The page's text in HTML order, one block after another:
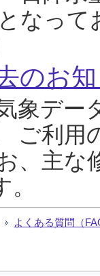
なっ
のお
象デー
ご利用
、主な
よくある質問（